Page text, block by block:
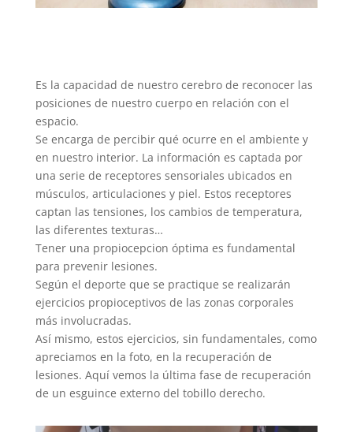
Es la capacidad de nuestro cerebro de reconocer las
posiciones de nuestro cuerpo en relación con el
espacio.
Se encarga de percibir qué ocurre en el ambiente y
en nuestro interior. La información es captada por
una serie de receptores sensoriales ubicados en
músculos, articulaciones y piel. Estos receptores
captan las tensiones, los cambios de temperatura,
las diferentes texturas…
Tener una propiocepcion óptima es fundamental
para prevenir lesiones.
Según el deporte que se practique se realizarán
ejercicios propioceptivos de las zonas corporales
más involucradas.
Así mismo, estos ejercicios, sin fundamentales, como
apreciamos en la foto, en la recuperación de
lesiones. Aquí vemos la última fase de recuperación
de un esguince externo del tobillo derecho.